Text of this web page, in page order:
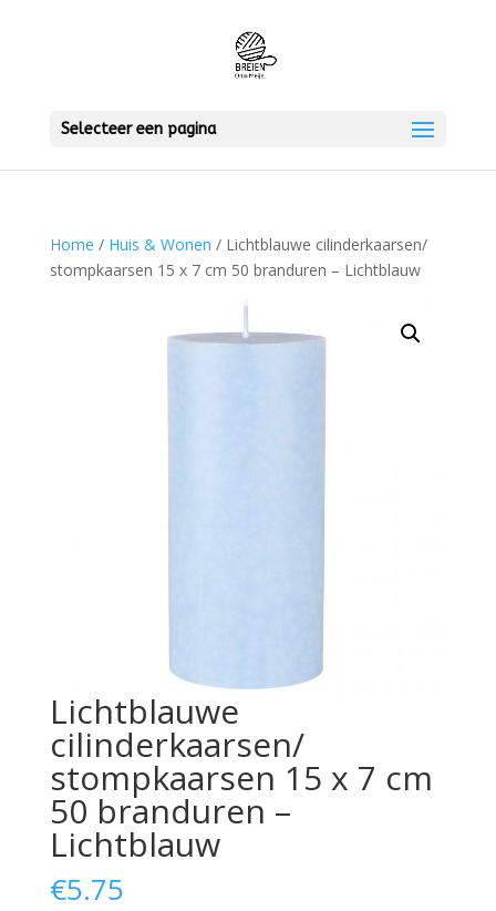
Selecteer een pagina
Home / Huis & Wonen / Lichtblauwe cilinderkaarsen/
stompkaarsen 15 x 7 cm 50 branduren – Lichtblauw
Lichtblauwe
cilinderkaarsen/
stompkaarsen 15 x 7 cm
50 branduren –
Lichtblauw
€5.75